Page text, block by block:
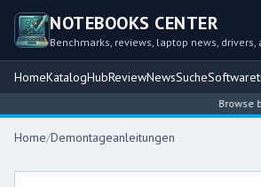
NOTEBOOKS CENTER
Benchmarks, reviews, laptop news,
HomeKatalogHubReviewNewsSuche
Browse
Home/Demontageanleitungen